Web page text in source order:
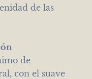
de las
de
con el suave